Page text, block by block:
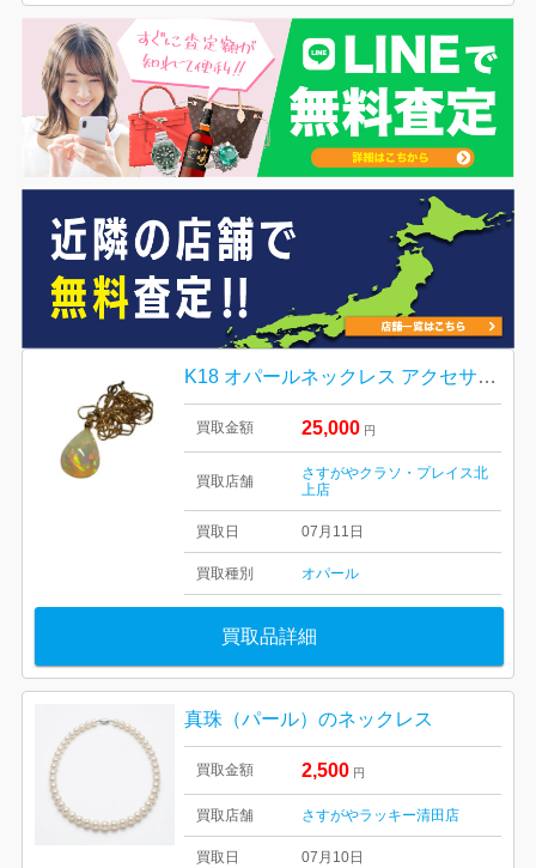
K18 オパールネックレス アクセサリー
買取金額 25,000 円
買取店舗
さすがやクラソ・プレイス北
上店
買取日 07月11日
買取種別 オパール
買取品詳細
真珠（パール）のネックレス
買取金額 2,500 円
買取店舗 さすがやラッキー清田店
買取日 07月10日